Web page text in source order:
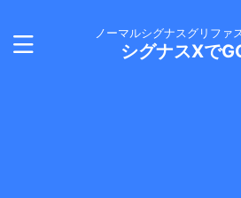
ノーマルシグナスグリファ
シグナスXで